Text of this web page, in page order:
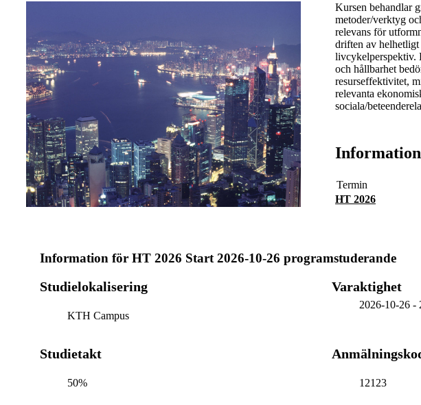
Kursen behandlar
metoder/verktyg
relevans för
driften av
livcykelperspektiv.
och hållbarhet
resurseffektivitet,
relevanta
sociala/
Termin
HT 2026
Information för HT 2026 Start 2026-10-26 programstuderande
Studielokalisering
KTH Campus
Varaktighet
2026-10-26-
Studietakt
50% 12123